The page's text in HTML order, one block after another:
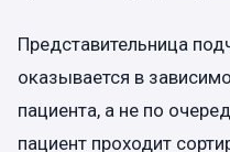
Представительница
оказывается в
пациента, а не по
пациент проходит